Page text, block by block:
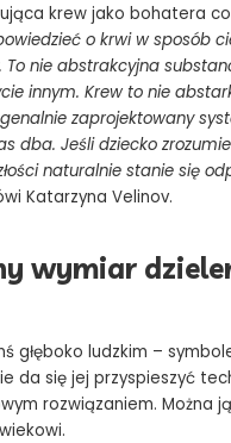
krew jako bohatera
o krwi w sposób
nie abstrakcyjna
innym. Krew to nie
zaprojektowany
dba. Jeśli dziecko
naturalnie stanie się
Katarzyna Velinov.
wymiar
głęboko ludzkim –
da się jej przyspieszyć
rozwiązaniem. Można